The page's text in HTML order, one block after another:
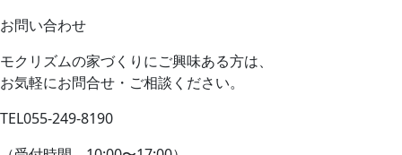
お問い合わせ
モクリズムの家づくりにご興味ある方は、
お気軽にお問合せ・ご相談ください。
TEL055-249-8190